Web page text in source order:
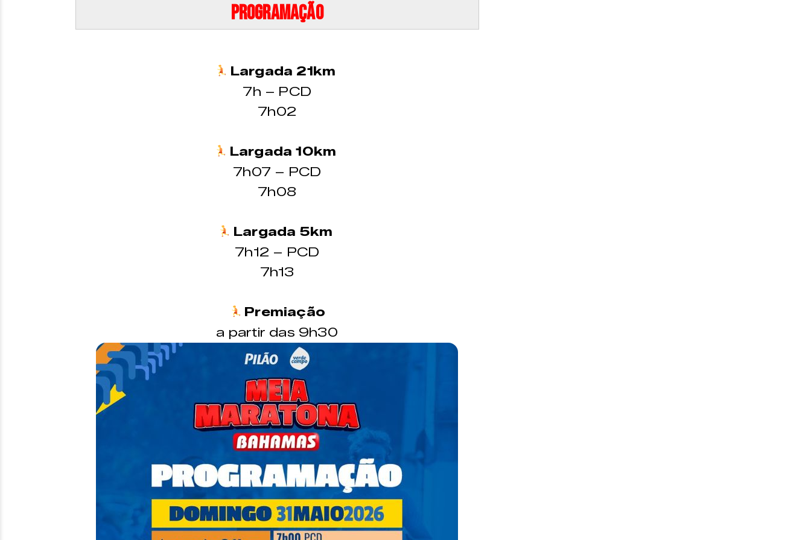
Programação
Largada 21km
7h – PCD
7h02
Largada 10km
7h07 – PCD
7h08
Largada 5km
7h12 – PCD
7h13
Premiação
a partir das 9h30